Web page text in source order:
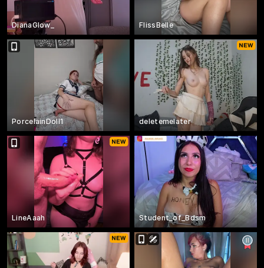
DianaGlow_ FlissBelle
PorcelainDoll1 deletemelater
LineAaah Student_of_Bdsm